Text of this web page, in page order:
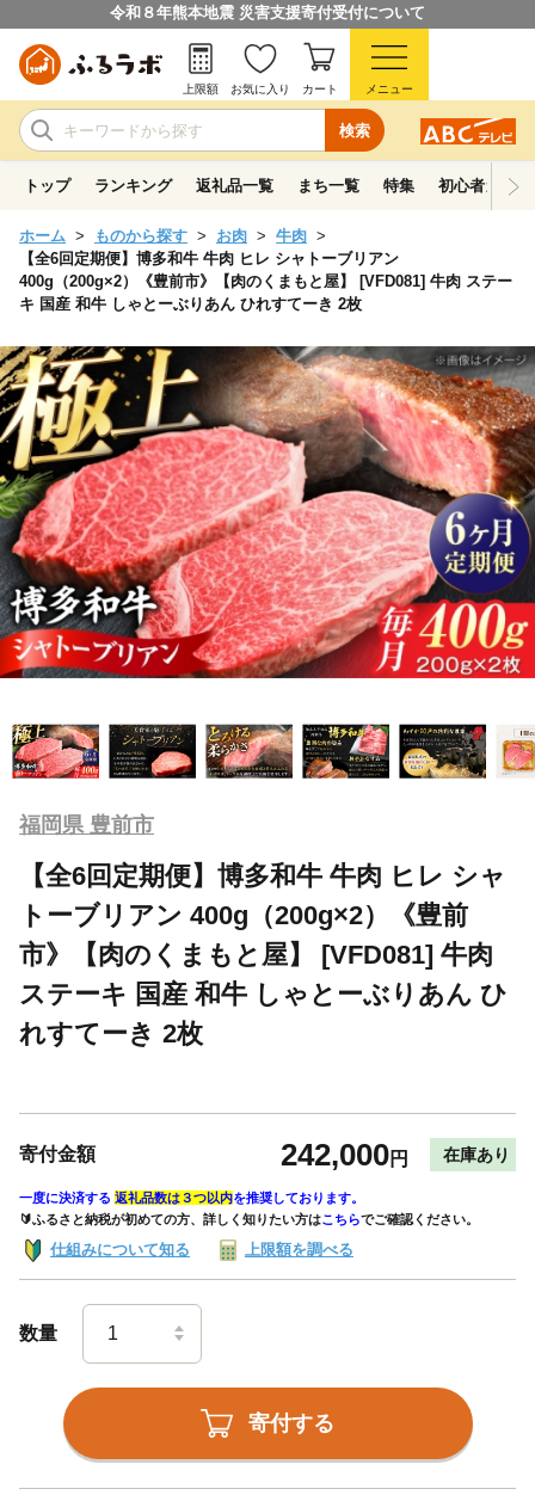
令和８年熊本地震 災害支援寄付受付について
検索
上限額 お気に入り カート メニュー
トップ ランキング 返礼品一覧 まち一覧 特集 初心者ガイド
ホーム ものから探す お肉
牛肉
【全6回定期便】博多和牛 牛肉 ヒレ シャトーブリアン
400g（200g×2）《豊前市》【肉のくまもと屋】 [VFD081] 牛肉 ステー
キ 国産 和牛 しゃとーぶりあん ひれすてーき 2枚
福岡県 豊前市
【全6回定期便】博多和牛 牛肉 ヒレ シャ
トーブリアン 400g（200g×2）《豊前
市》【肉のくまもと屋】 [VFD081] 牛肉
ステーキ 国産 和牛 しゃとーぶりあん ひ
れすてーき 2枚
寄付金額 242,000円 在庫あり
一度に決済する 返礼品数は３つ以内を推奨しております。
🔰ふるさと納税が初めての方、詳しく知りたい方はこちらでご確認ください。
仕組みについて知る 上限額を調べる
数量
寄付する